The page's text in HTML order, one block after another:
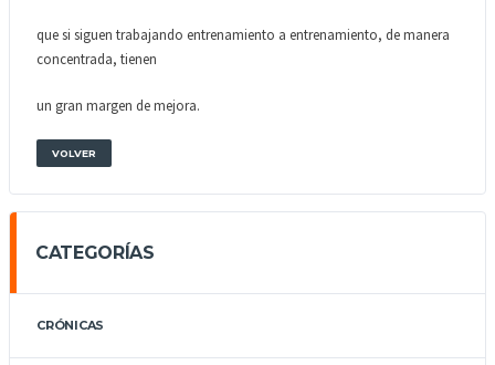
que si siguen trabajando entrenamiento a entrenamiento, de manera
concentrada, tienen
un gran margen de mejora.
VOLVER
CATEGORÍAS
CRÓNICAS